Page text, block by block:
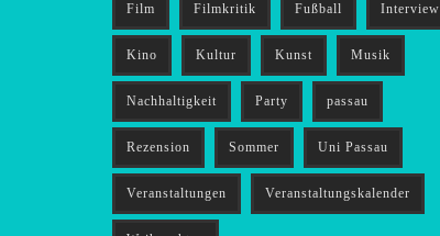
Film Filmkritik Fußball Interview
Kino Kultur Kunst Musik
Nachhaltigkeit Party passau
Rezension Sommer Uni Passau
Veranstaltungen Veranstaltungskalender